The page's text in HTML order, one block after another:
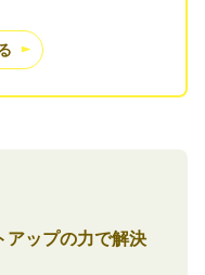
アップの力で解決